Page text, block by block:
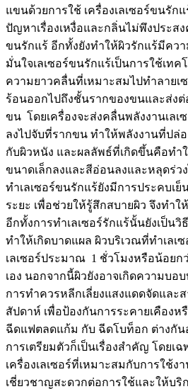
แขนด้วยการใช้ เครื่องเลเซอร์ขนรัก
ปัญหาเรื่องเหงื่อและกลิ่นไม่พึงประส
ขนรักแร้ อีกทั้งยังทำให้ผิวรักแร้มีควา
มั่นใจเลเซอร์ขนรักแร้เป็นการใช้เทค
ความยาวคลื่นที่เหมาะสมไปทำลายเ
ร้อนออกไปถึงชั้นรากของขนและส่ง
ขน โดยเครื่องจะส่งคลื่นพลังงานเล
ลงไปจับที่รากขน ทำให้พลังงานที่ปล่
กับผิวหนัง และผลลัพธ์ที่เกิดขึ้นคือทำ
ขนาดเล็กลงและสีอ่อนลงและหลุดร่ว
ทำเลเซอร์ขนรักแร้ยังมีการประคบเย็
ระยะ เพื่อช่วยให้รู้สึกสบายผิว จึงทำใ
อีกทั้งการทำเลเซอร์รักแร้นั้นยังเป็น
ทำให้เกิดบาดแผล ผิวบริเวณที่ทำเลเ
เลเซอร์ประมาณ 1 ชั่วโมงหรือน้อยก
เอง นอกจากนี้ผิวยังอาจเกิดความบอ
การทำควรหลีกเลี่ยงแสงแดดจัดและ
สัปดาห์ เพื่อป้องกันการระคายเคืองห
ฉีดแฟตลดแก้ม กับ ฉีดโบท็อก ต่างกัน
การเตรียมตัวก็เป็นเรื่องสำคัญ โดยเฉ
เครื่องเลเซอร์ที่เหมาะสมกับการใช้
เชี่ยวชาญสะดวกต่อการใช้และให้บริ